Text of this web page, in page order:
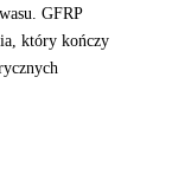
GFRP
który kończy